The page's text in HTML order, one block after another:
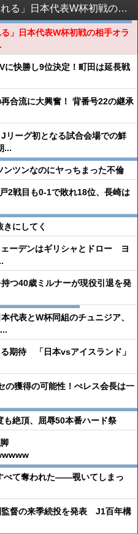
オランダ人「日本に寿司にされる」日本代表W杯初戦の相手オランダ、PK2発で辛勝！W杯直前に悲観論が続出！【海外の反応】
」日本代表W杯初戦の相手オラ
に快勝し9位決定！町田は延長戦
合流に大興奮！ 背番号22の継承
リーグ初となる試合会場での鮮
...
ツンなのにヤっちまった不倫
戦目も0-1で敗れ18位、長崎は
にしてく
ェーデンはギリシャとドロー ヨ
つ40歳ミルナーが現役引退を発
代表とW杯同組のチュニジア、
る期待 「日本vsアイスランド」
の獲得の可能性！ぺレス会長は一
も絶頂、屈辱50本番ハード祭
べて奪われた――覗いてしまっ
監督の来季続投を発表 J1百年構